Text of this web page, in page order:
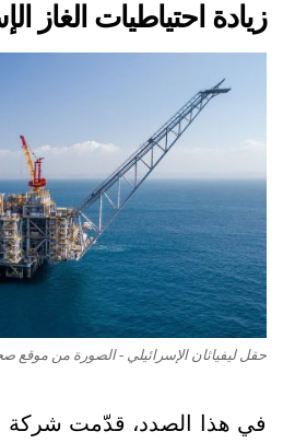
زيادة احتياطيات الغاز
حقل ليفياثان الإسرائيلي - الصورة من موقع